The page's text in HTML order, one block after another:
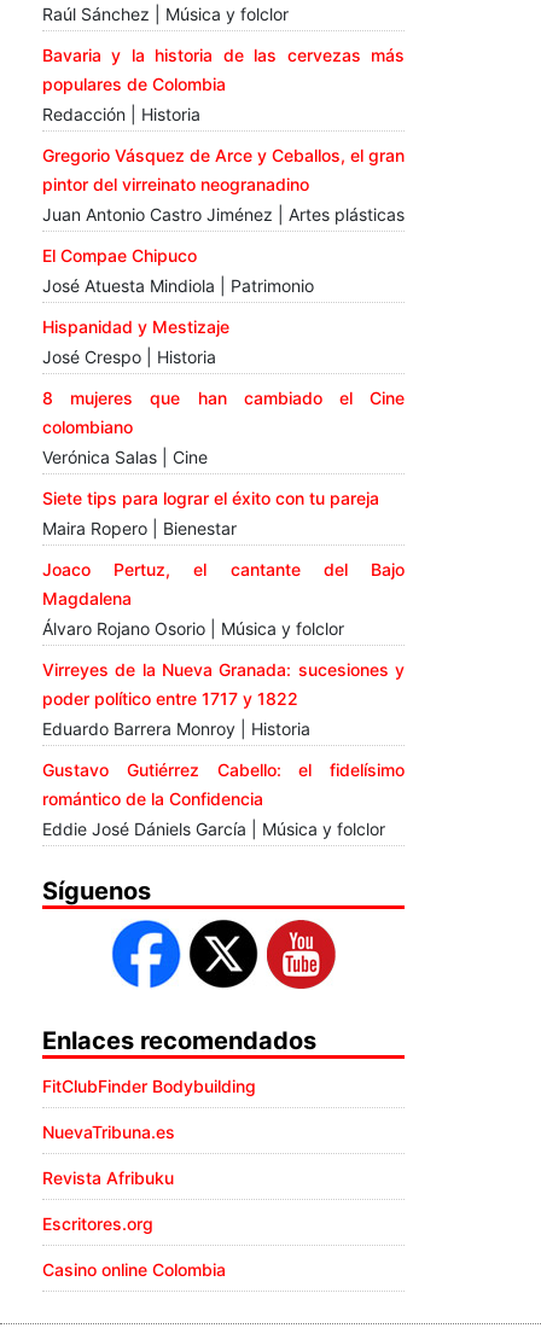
Raúl Sánchez | Música y folclor
Bavaria y la historia de las cervezas más
populares de Colombia
Redacción | Historia
Gregorio Vásquez de Arce y Ceballos, el gran
pintor del virreinato neogranadino
Juan Antonio Castro Jiménez | Artes plásticas
El Compae Chipuco
José Atuesta Mindiola | Patrimonio
Hispanidad y Mestizaje
José Crespo | Historia
8 mujeres que han cambiado el Cine
colombiano
Verónica Salas | Cine
Siete tips para lograr el éxito con tu pareja
Maira Ropero | Bienestar
Joaco Pertuz, el cantante del Bajo
Magdalena
Álvaro Rojano Osorio | Música y folclor
Virreyes de la Nueva Granada: sucesiones y
poder político entre 1717 y 1822
Eduardo Barrera Monroy | Historia
Gustavo Gutiérrez Cabello: el fidelísimo
romántico de la Confidencia
Eddie José Dániels García | Música y folclor
Síguenos
Enlaces recomendados
FitClubFinder Bodybuilding
NuevaTribuna.es
Revista Afribuku
Escritores.org
Casino online Colombia